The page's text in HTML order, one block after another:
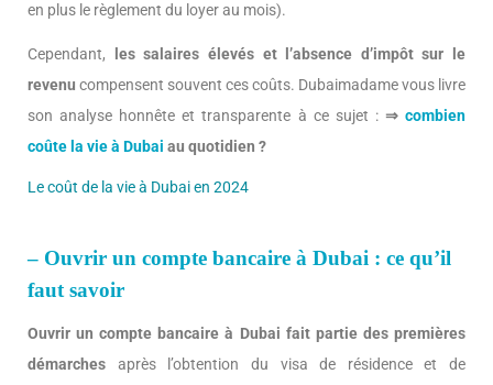
en plus le règlement du loyer au mois).
Cependant,
les salaires élevés et l’absence d’impôt sur le
revenu compensent souvent ces coûts. Dubaimadame vous livre
son analyse honnête et transparente à ce sujet :⇒combien
coûte la vie à Dubai au quotidien ?
Le coût de la vie à Dubai en 2024
– Ouvrir un compte bancaire à Dubai : ce qu’il
faut savoir
Ouvrir un compte bancaire à Dubai fait partie des premières
démarches après l’obtention du visa de résidence et de